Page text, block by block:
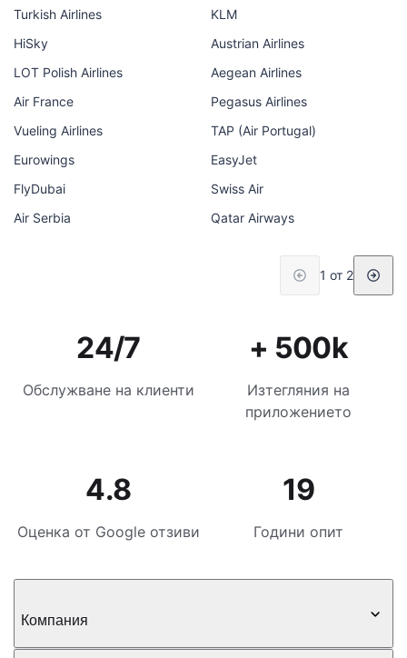
Turkish Airlines
KLM
HiSky
Austrian Airlines
LOT Polish Airlines
Aegean Airlines
Air France
Pegasus Airlines
Vueling Airlines
TAP (Air Portugal)
Eurowings
EasyJet
FlyDubai
Swiss Air
Air Serbia
Qatar Airways
1 от 2
24/7
Обслужване на клиенти
+ 500k
Изтегляния на
приложението
4.8
Оценка от Google отзиви
19
Години опит
Компания